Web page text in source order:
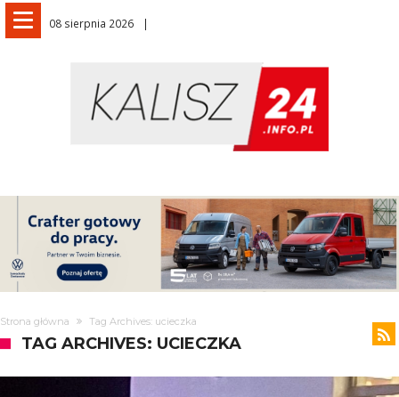
08 sierpnia 2026
Strona główna Tag Archives: ucieczka
TAG ARCHIVES: UCIECZKA